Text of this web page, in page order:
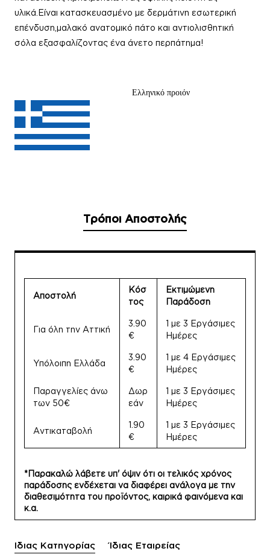
υλικά.Είναι κατασκευασμένο με δερμάτινη εσωτερική
επένδυση,μαλακό ανατομικό πάτο και αντιολισθητική
σόλα εξασφαλίζοντας ένα άνετο περπάτημα!
Ελληνικό προιόν
Τρόποι Αποστολής
Αποστολή
Κόσ
τος
Εκτιμώμενη
Παράδοση
Για όλη την Αττική
3.90
€
1 με 3 Εργάσιμες
Ημέρες
Υπόλοιπη Ελλάδα
3.90
€
1 με 4 Εργάσιμες
Ημέρες
Παραγγελίες άνω
των 50€
Δωρ
εάν
1 με 3 Εργάσιμες
Ημέρες
Αντικαταβολή
1.90
€
1 με 3 Εργάσιμες
Ημέρες
*Παρακαλώ λάβετε υπ' όψιν ότι οι τελικός χρόνος
παράδοσης ενδέχεται να διαφέρει ανάλογα με την
διαθεσιμότητα του προϊόντος, καιρικά φαινόμενα και
κ.α.
Ίδιας Κατηγορίας Ίδιας Εταιρείας